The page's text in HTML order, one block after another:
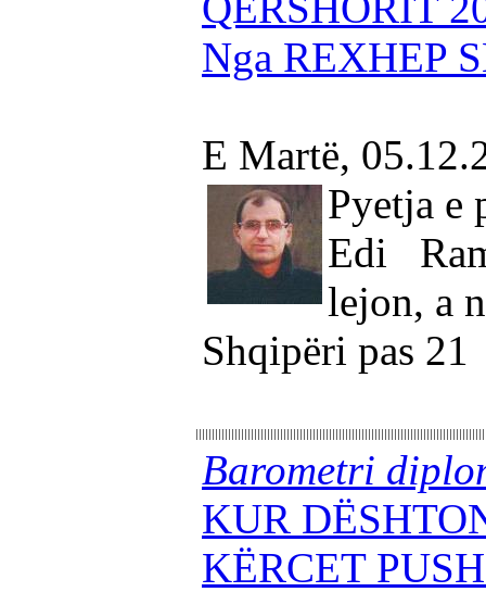
Nga REXHEP
E Martë,
Pyetja e
Edi
lejon, a
Shqipëri pas 21
Barometri
KUR
KËRCET